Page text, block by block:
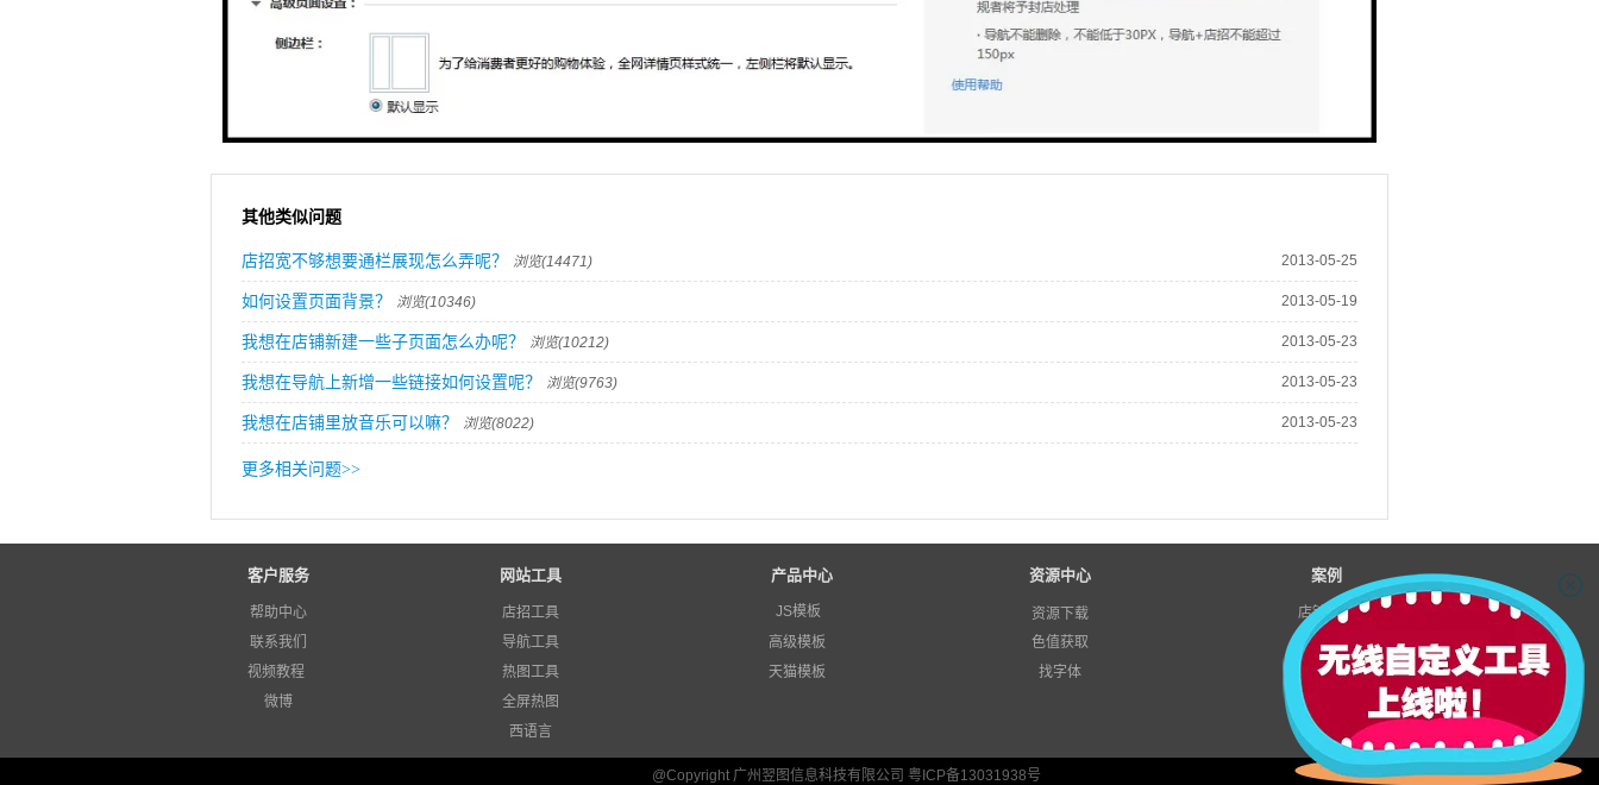
其他类似问题
店招宽不够想要通栏展现怎么弄呢？ 浏览(14471) 2013-05-25
如何设置页面背景？ 浏览(10346) 2013-05-19
我想在店铺新建一些子页面怎么办呢？ 浏览(10212) 2013-05-23
我想在导航上新增一些链接如何设置呢？ 浏览(9763) 2013-05-23
我想在店铺里放音乐可以嘛？ 浏览(8022) 2013-05-23
更多相关问题>>
客户服务 网站工具 产品中心 资源中心 案例
帮助中心
联系我们
店招工具
导航工具
热图工具
全屏热图
西语言
JS模板
高级模板
天猫模板
资源下载
店铺案例
模块示例
店铺方案
微博
@Copyright 广州翌图信息科技有限公司 粤ICP备13031938号
色值获取
找字体
视频教程